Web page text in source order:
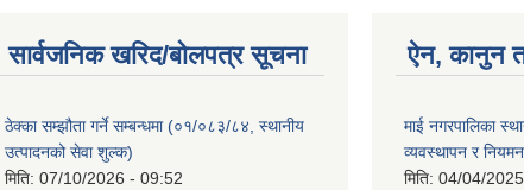
सार्वजनिक खरिद/बोलपत्र सूचना
ठेक्का सम्झौता गर्ने सम्बन्धमा (०१/०८३/८४, स्थानीय
उत्पादनको सेवा शुल्क)
मिति: 07/10/2026 - 09:52
ऐन, कानुन
माई नगरपालिका
व्यवस्थापन र
मिति: 04/04/